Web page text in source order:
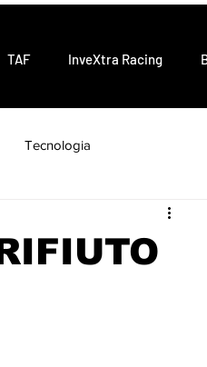
TAF InveXtra Racing
Tecnologia